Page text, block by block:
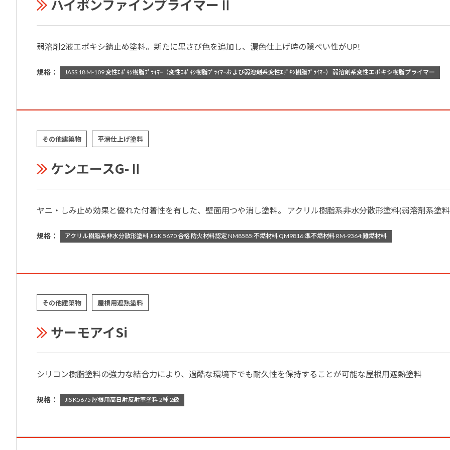
ハイポンファインプライマーⅡ
弱溶剤2液エポキシ錆止め塗料。新たに黒さび色を追加し、濃色仕上げ時の隠ぺい性がUP!
規格： JASS 18 M-109 変性ｴﾎﾟｷｼ樹脂ﾌﾟﾗｲﾏｰ（変性ｴﾎﾟｷｼ樹脂ﾌﾟﾗｲﾏｰおよび弱溶剤系変性ｴﾎﾟｷｼ樹脂ﾌﾟﾗｲﾏｰ） 弱溶剤系変性エポキシ樹脂プライマー
その他建築物 平滑仕上げ塗料
ケンエースG-Ⅱ
ヤニ・しみ止め効果と優れた付着性を有した、壁面用つや消し塗料。 アクリル樹脂系非水分散形塗料(弱溶剤系塗
規格： アクリル樹脂系非水分散形塗料 JIS K 5670 合格 防火材料認定 NM8585:不燃材料 QM9816:準不燃材料 RM-9364:難燃材料
その他建築物 屋根用遮熱塗料
サーモアイSi
シリコン樹脂塗料の強力な結合力により、過酷な環境下でも耐久性を保持することが可能な屋根用遮熱塗料
規格： JIS K5675 屋根用高日射反射率塗料 2種 2級